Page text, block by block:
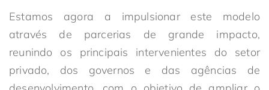
Estamos agora a impulsionar este modelo
através de parcerias de grande impacto,
reunindo os principais intervenientes do setor
privado, dos governos e das agências de